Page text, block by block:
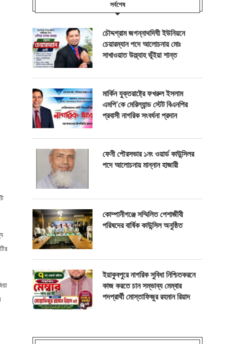
সর্বশেষ
চৌদ্দগ্রাম জগন্নাথদিঘী ইউনিয়নে
চেয়ারম্যান পদে আলোচনায় মোঃ
সাখাওয়াত উল্ল্যাহ ভূঁইয়া শান্ত
মার্কিন যুক্তরাষ্ট্রে ফখরুল ইসলাম
এমপি’কে মেরিল্যান্ড স্টেট বিএনপির
প্রবাসী নাগরিক সংবর্ধনা প্রদান
ফেনী পৌরসভার ১নং ওয়ার্ড কাউন্সিলর
পদে আলোচনায় মান্নান হাজারী
কোম্পানীগঞ্জে সম্মিলিত পেশাজীবী
পরিষদের বার্ষিক কাউন্সিল অনুষ্ঠিত
ইয়াকুবপুরে নাগরিক সুবিধা নিশ্চিতকরনে
কাজ করতে চান সম্ভাব্য মেম্বার
পদপ্রার্থী মোস্তাফিজুর রহমান রিয়াদ